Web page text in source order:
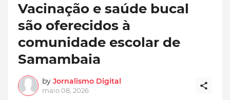
Vacinação e saúde bucal
são oferecidos à
comunidade escolar de
Samambaia
by Jornalismo Digital
maio 08, 2026